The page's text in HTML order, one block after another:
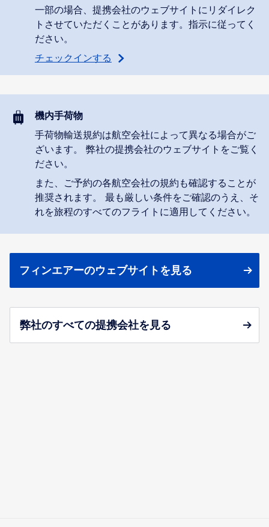
一部の場合、提携会社のウェブサイトにリダイレク
トさせていただくことがあります。指示に従ってく
ださい。
チェックインする
機内手荷物
手荷物輸送規約は航空会社によって異なる場合がご
ざいます。 弊社の提携会社のウェブサイトをご覧く
ださい。
また、ご予約の各航空会社の規約も確認することが
推奨されます。 最も厳しい条件をご確認のうえ、そ
れを旅程のすべてのフライトに適用してください。
フィンエアーのウェブサイトを見る
弊社のすべての提携会社を見る